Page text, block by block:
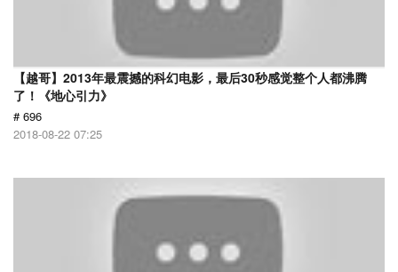
【越哥】2013年最震撼的科幻电影，最后30秒感觉整个人都沸腾
了！《地心引力》
# 696
2018-08-22 07:25